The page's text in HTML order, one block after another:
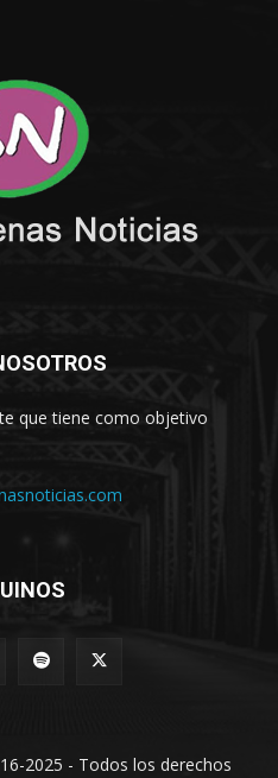
que tiene como objetivo
2025 - Todos los derechos